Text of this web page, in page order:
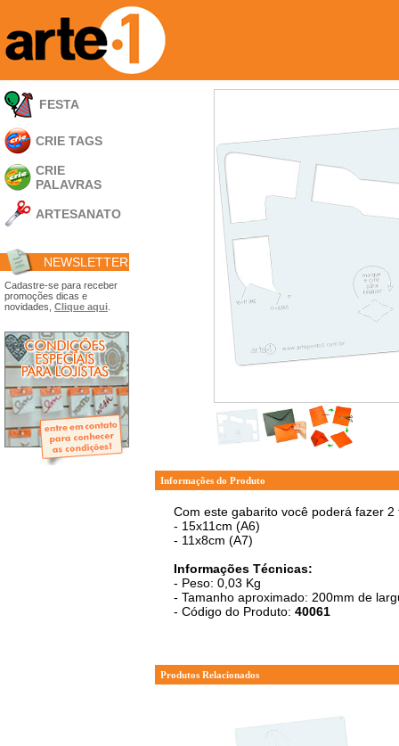
FESTA
CRIE TAGS
CRIE
PALAVRAS
ARTESANATO
Acrílico
Porta Retratos
Ferramentas
- Carimbões
- Embalagens
- Máscaras
- Espátulas
- Diversos
Álbuns
- Mini-Álbuns
- Páginas Mini
- Páginas Scrap
- Argolas
NEWSLETTER
Cadastre-se para receber
promoções dicas e
novidades, Clique aqui
Informações do Produto
Com este gabarito você poderá fazer
- 15x11cm (A6)
- 11x8cm (A7)
Informações Técnicas:
- Peso: 0,03 Kg
- Tamanho aproximado: 200mm de
- Código do Produto: 40061
Produtos Relacionados